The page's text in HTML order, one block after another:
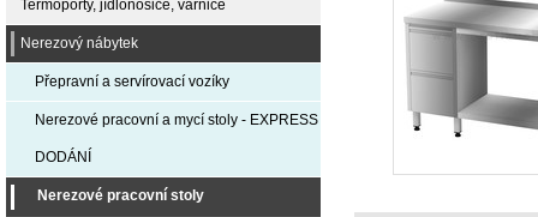
Termoporty, jídlonosiče, várnice
Nerezový nábytek
Přepravní a servírovací vozíky
Nerezové pracovní a mycí stoly - EXPRESS
DODÁNÍ
Nerezové pracovní stoly